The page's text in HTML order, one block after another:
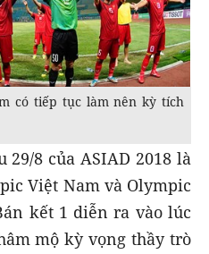
có tiếp tục làm nên kỳ tích
8 của ASIAD 2018 là
Việt Nam và Olympic
kết 1 diễn ra vào lúc
mộ kỳ vọng thầy trò